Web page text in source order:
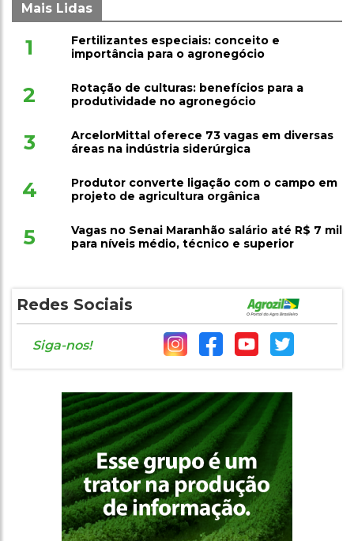
Mais Lidas
1
Fertilizantes especiais: conceito e
importância para o agronegócio
2
Rotação de culturas: benefícios para a
produtividade no agronegócio
3
ArcelorMittal oferece 73 vagas em diversas
áreas na indústria siderúrgica
4
Produtor converte ligação com o campo em
projeto de agricultura orgânica
5
Vagas no Senai Maranhão salário até R$ 7 mil
para níveis médio, técnico e superior
Redes Sociais
Siga-nos!